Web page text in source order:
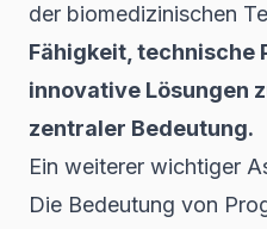
der biomedizinischen
Fähigkeit, technische
innovative Lösungen
zentraler Bedeutung.
Ein weiterer wichtiger
Die Bedeutung von